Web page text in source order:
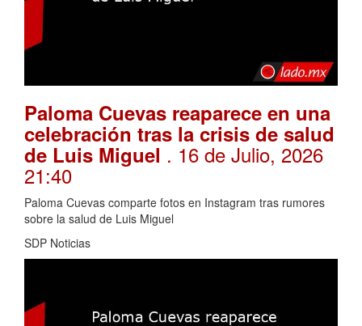
Paloma Cuevas reaparece en una
celebración tras la crisis de salud
de Luis Miguel . 16 de Julio, 2026
21:40
Paloma Cuevas comparte fotos en Instagram tras rumores
sobre la salud de Luis Miguel
SDP Noticias